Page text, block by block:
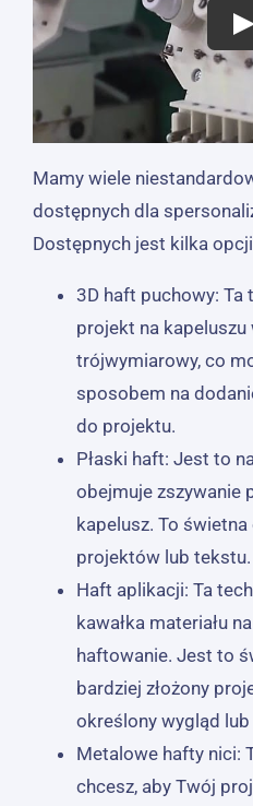
Mamy wiele
dostępnych dla
Dostępnych jest kilka
3D haft puchowy: Ta
projekt na
trójwymiarowy, co
sposobem na
do projektu.
Płaski haft: Jest to
obejmuje zszywanie
kapelusz. To
projektów lub tekstu.
Haft aplikacji: Ta
kawałka materiału
haftowanie. Jest to
bardziej złożony
określony wygląd
Metalowe hafty nici:
chcesz, aby Twój